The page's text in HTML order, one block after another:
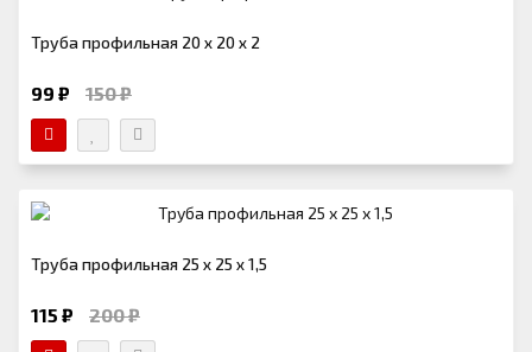
Труба профильная 20 х 20 х 2
99 ₽ 150 ₽
Труба профильная 25 х 25 х 1,5
115 ₽ 200 ₽